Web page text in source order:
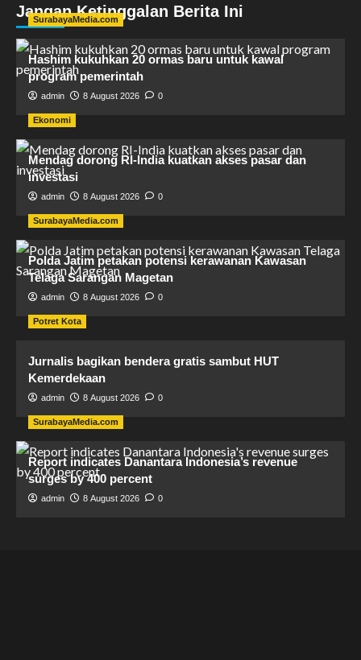
Jangan Ketinggalan Berita Ini
SurabayaMedia.com
Hashim kukuhkan 20 ormas baru untuk kawal
program pemerintah
admin 8 August 2026 0
Ekonomi
Mendag dorong RI-India kuatkan akses pasar dan
investasi
admin 8 August 2026 0
SurabayaMedia.com
Polda Jatim petakan potensi kerawanan Kawasan
Telaga Sarangan Magetan
admin 8 August 2026 0
Potret Kota
Jurnalis bagikan bendera gratis sambut HUT
Kemerdekaan
admin 8 August 2026 0
SurabayaMedia.com
Report indicates Danantara Indonesia’s revenue
surges by 400 percent
admin 8 August 2026 0